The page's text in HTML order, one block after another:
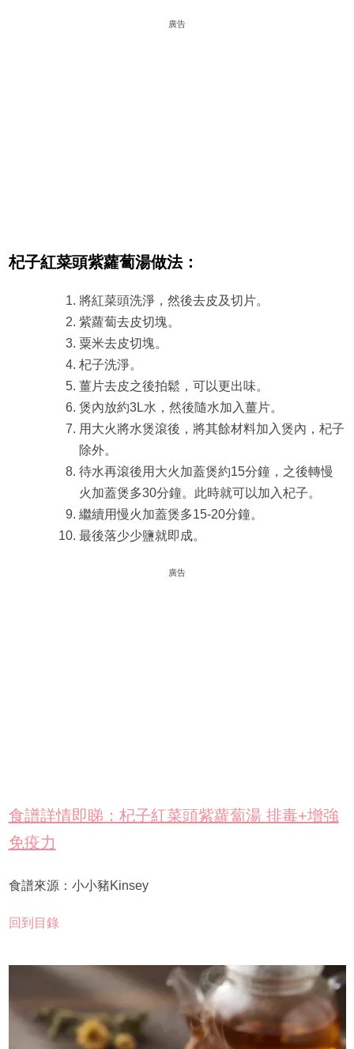
廣告
杞子紅菜頭紫蘿蔔湯做法：
將紅菜頭洗淨，然後去皮及切片。
紫蘿蔔去皮切塊。
粟米去皮切塊。
杞子洗淨。
薑片去皮之後拍鬆，可以更出味。
煲內放約3L水，然後隨水加入薑片。
用大火將水煲滾後，將其餘材料加入煲內，杞子
除外。
待水再滾後用大火加蓋煲約15分鐘，之後轉慢
火加蓋煲多30分鐘。此時就可以加入杞子。
繼續用慢火加蓋煲多15-20分鐘。
最後落少少鹽就即成。
廣告
食譜詳情即睇：杞子紅菜頭紫蘿蔔湯 排毒+增強
免疫力
食譜來源：小小豬Kinsey
回到目錄